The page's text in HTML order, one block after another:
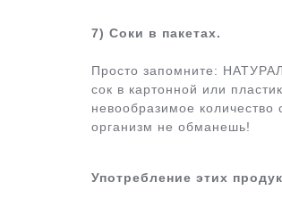
7) Соки в пакетах.
Просто запомните:
сок в картонной или
невообразимое
организм не обманешь!
Употребление этих